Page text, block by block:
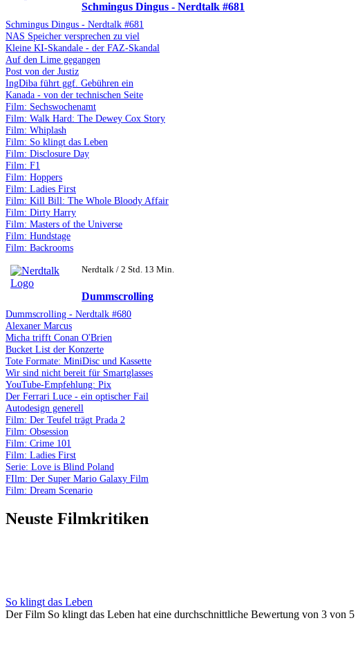
Schmingus Dingus - Nerdtalk #681
Schmingus Dingus - Nerdtalk #681
NAS Speicher versprechen zu viel
Kleine KI-Skandale - der FAZ-Skandal
Auf den Lime gegangen
Post von der Justiz
IngDiba führt ggf. Gebühren ein
Kanada - von der technischen Seite
Film: Sechswochenamt
Film: Walk Hard: The Dewey Cox Story
Film: Whiplash
Film: So klingt das Leben
Film: Disclosure Day
Film: F1
Film: Hoppers
Film: Ladies First
Film: Kill Bill: The Whole Bloody Affair
Film: Dirty Harry
Film: Masters of the Universe
Film: Hundstage
Film: Backrooms
Nerdtalk / 2 Std. 13 Min.
Dummscrolling
Dummscrolling - Nerdtalk #680
Alexaner Marcus
Micha trifft Conan O'Brien
Bucket List der Konzerte
Tote Formate: MiniDisc und Kassette
Wir sind nicht bereit für Smartglasses
YouTube-Empfehlung: Pix
Der Ferrari Luce - ein optischer Fail
Autodesign generell
Film: Der Teufel trägt Prada 2
Film: Obsession
Film: Crime 101
Film: Ladies First
Serie: Love is Blind Poland
FIlm: Der Super Mario Galaxy Film
Film: Dream Scenario
Neuste Filmkritiken
So klingt das Leben
Der Film So klingt das Leben hat eine durchschnittliche Bewertung von 3 von 5